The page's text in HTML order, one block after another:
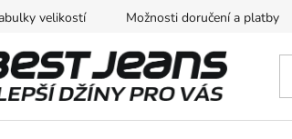
velikostí Možnosti doručení a platby